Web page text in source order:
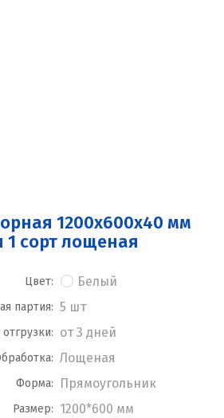
1200x600x40 мм
1 сорт лощеная
Цвет: Белый
партия: 5 шт
от 3 дней
Лощеная
Форма: Прямоугольник
Размер: 1200*600 мм